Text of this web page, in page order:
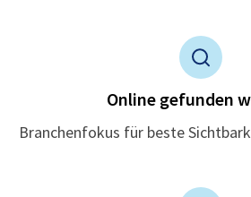
Online gefunden
Branchenfokus für beste